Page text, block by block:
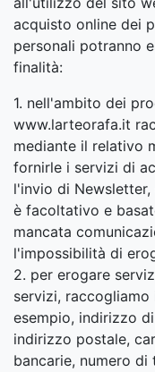
acquisto online dei
personali potranno
finalità:
1. nell'ambito dei
www.larteorafa.it
mediante il relativo
fornirle i servizi di
l'invio di
è facoltativo e
mancata
l'impossibilità di
2. per erogare
servizi,
esempio, indirizzo
indirizzo postale,
bancarie, numero